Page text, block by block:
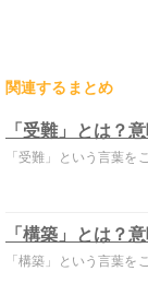
関連するまとめ
「受難」とは？
「受難」という言葉を
「構築」とは？
「構築」という言葉を